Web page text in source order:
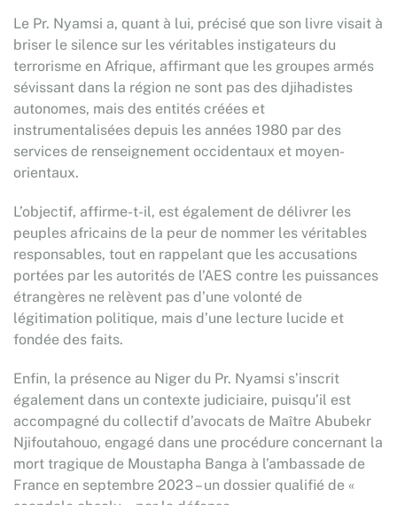
Le Pr. Nyamsi a, quant à lui, précisé que son livre visait à
briser le silence sur les véritables instigateurs du
terrorisme en Afrique, affirmant que les groupes armés
sévissant dans la région ne sont pas des djihadistes
autonomes, mais des entités créées et
instrumentalisées depuis les années 1980 par des
services de renseignement occidentaux et moyen-
orientaux.
L’objectif, affirme-t-il, est également de délivrer les
peuples africains de la peur de nommer les véritables
responsables, tout en rappelant que les accusations
portées par les autorités de l’AES contre les puissances
étrangères ne relèvent pas d’une volonté de
légitimation politique, mais d’une lecture lucide et
fondée des faits.
Enfin, la présence au Niger du Pr. Nyamsi s’inscrit
également dans un contexte judiciaire, puisqu’il est
accompagné du collectif d’avocats de Maître Abubekr
Njifoutahouo, engagé dans une procédure concernant la
mort tragique de Moustapha Banga à l’ambassade de
France en septembre 2023 – un dossier qualifié de «